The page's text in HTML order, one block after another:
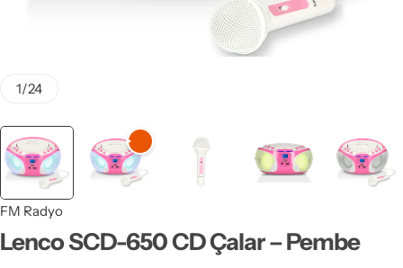
1/24
FM Radyo
Lenco SCD-650 CD Çalar – Pembe